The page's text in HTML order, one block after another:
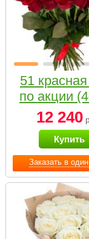
Заказать в
51
по акции
12 240
Купить